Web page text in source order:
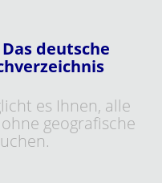
deutsche
es Ihnen, alle
geografische